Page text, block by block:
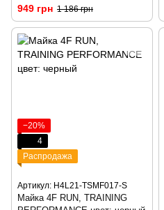
949 грн 1 186 грн
−20%
4
Распродажа
Артикул: H4L21-TSMF017-S
Майка 4F RUN, TRAINING